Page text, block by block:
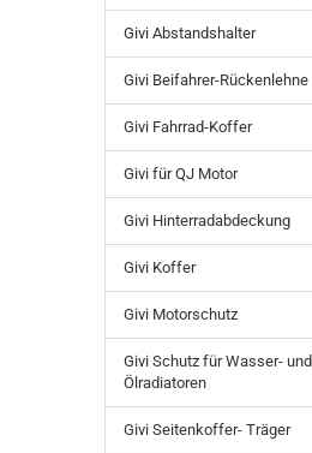
Givi Abstandshalter
Givi Beifahrer-Rückenlehne
Givi Fahrrad-Koffer
Givi für QJ Motor
Givi Hinterradabdeckung
Givi Koffer
Givi Motorschutz
Givi Schutz für Wasser- und
Ölradiatoren
Givi Seitenkoffer- Träger